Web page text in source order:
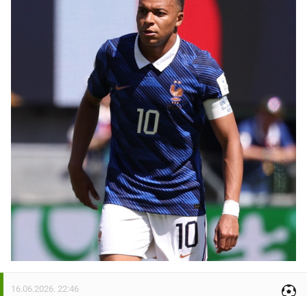
16.06.2026. 22:46